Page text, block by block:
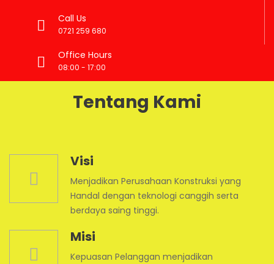
Call Us
0721 259 680
Office Hours
08:00 - 17:00
Tentang Kami
Visi
Menjadikan Perusahaan Konstruksi yang
Handal dengan teknologi canggih serta
berdaya saing tinggi.
Misi
Kepuasan Pelanggan menjadikan